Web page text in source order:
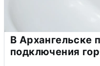
В Архангельске
подключения